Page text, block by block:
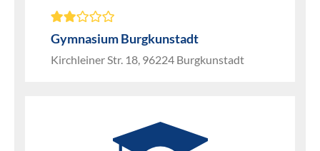
Gymnasium Burgkunstadt
Kirchleiner Str. 18, 96224 Burgkunstadt